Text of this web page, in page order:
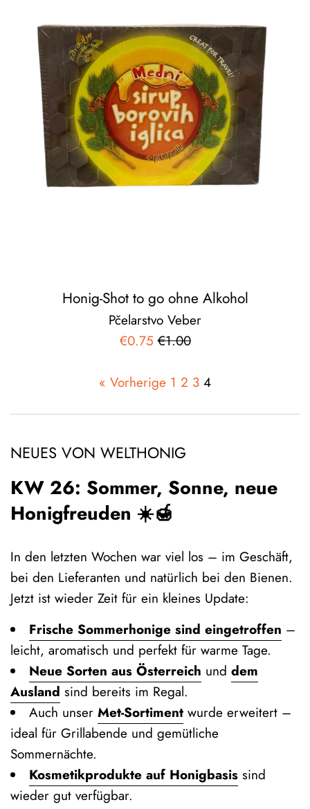
Honig-Shot to go ohne Alkohol
Pčelarstvo Veber
Sonderpreis
€0.75Normaler
€1.00
« Vorherige 1 2 3 4
NEUES VON WELTHONIG
KW 26: Sommer, Sonne, neue
Honigfreuden ☀️🍯
In den letzten Wochen war viel los – im Geschäft,
bei den Lieferanten und natürlich bei den Bienen.
Jetzt ist wieder Zeit für ein kleines Update:
Frische Sommerhonige sind eingetroffen –
leicht, aromatisch und perfekt für warme Tage.
Neue Sorten aus Österreich und dem
Ausland sind bereits im Regal.
Auch unser Met‑Sortiment wurde erweitert –
ideal für Grillabende und gemütliche
Sommernächte.
Kosmetikprodukte auf Honigbasis sind
wieder gut verfügbar.